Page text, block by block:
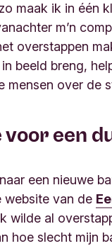
maak ik in één
m’n
overstappen
beeld breng,
mensen over de
voor een
een nieuwe
website van de
wilde al
hoe slecht mijn